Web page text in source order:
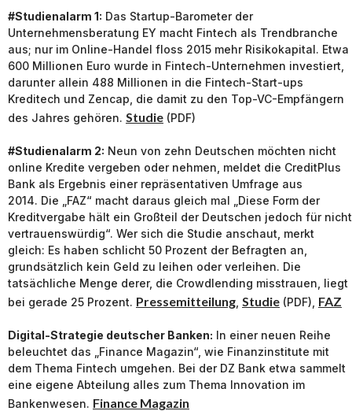
#Studienalarm 1: Das Startup-Barometer der
Unternehmensberatung EY macht Fintech als Trendbranche
aus; nur im Online-Handel floss 2015 mehr Risikokapital. Etwa
600 Millionen Euro wurde in Fintech-Unternehmen investiert,
darunter allein 488 Millionen in die Fintech-Start-ups
Kreditech und Zencap, die damit zu den Top-VC-Empfängern
des Jahres gehören. Studie (PDF)
#Studienalarm 2: Neun von zehn Deutschen möchten nicht
online Kredite vergeben oder nehmen, meldet die CreditPlus
Bank als Ergebnis einer repräsentativen Umfrage aus
2014. Die „FAZ“ macht daraus gleich mal „Diese Form der
Kreditvergabe hält ein Großteil der Deutschen jedoch für nicht
vertrauenswürdig“. Wer sich die Studie anschaut, merkt
gleich: Es haben schlicht 50 Prozent der Befragten an,
grundsätzlich kein Geld zu leihen oder verleihen. Die
tatsächliche Menge derer, die Crowdlending misstrauen, liegt
bei gerade 25 Prozent. Pressemitteilung Studie (PDF), FAZ
Digital-Strategie deutscher Banken: In einer neuen Reihe
beleuchtet das „Finance Magazin“, wie Finanzinstitute mit
dem Thema Fintech umgehen. Bei der DZ Bank etwa sammelt
eine eigene Abteilung alles zum Thema Innovation im
Bankenwesen. Finance Magazin